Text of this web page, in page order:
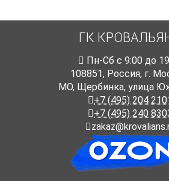
ГК
Пн-Cб с 9:00 до
108851, Россия, г.
МО, Щербинка, улица
+7 (495) 204
+7 (495) 240